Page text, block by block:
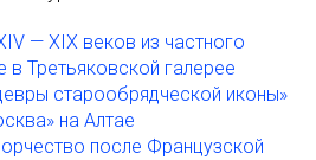
— XIX веков из частного
в Третьяковской галерее
старообрядческой иконы»
на Алтае
после Французской